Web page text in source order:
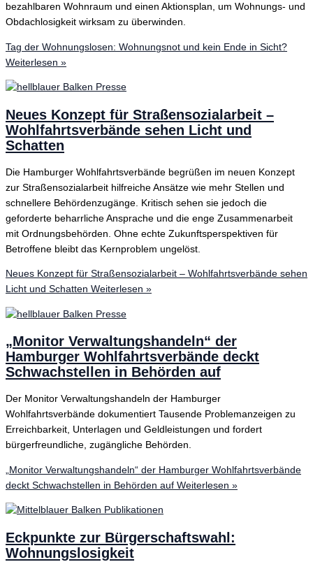
bezahlbaren Wohnraum und einen Aktionsplan, um Wohnungs- und
Obdachlosigkeit wirksam zu überwinden.
Tag der Wohnungslosen: Wohnungsnot und kein Ende in Sicht?
Weiterlesen »
Neues Konzept für Straßensozialarbeit –
Wohlfahrtsverbände sehen Licht und
Schatten
Die Hamburger Wohlfahrtsverbände begrüßen im neuen Konzept
zur Straßensozialarbeit hilfreiche Ansätze wie mehr Stellen und
schnellere Behördenzugänge. Kritisch sehen sie jedoch die
geforderte beharrliche Ansprache und die enge Zusammenarbeit
mit Ordnungsbehörden. Ohne echte Zukunftsperspektiven für
Betroffene bleibt das Kernproblem ungelöst.
Neues Konzept für Straßensozialarbeit – Wohlfahrtsverbände sehen
Licht und Schatten Weiterlesen »
„Monitor Verwaltungshandeln“ der
Hamburger Wohlfahrtsverbände deckt
Schwachstellen in Behörden auf
Der Monitor Verwaltungshandeln der Hamburger
Wohlfahrtsverbände dokumentiert Tausende Problemanzeigen zu
Erreichbarkeit, Unterlagen und Geldleistungen und fordert
bürgerfreundliche, zugängliche Behörden.
„Monitor Verwaltungshandeln“ der Hamburger Wohlfahrtsverbände
deckt Schwachstellen in Behörden auf Weiterlesen »
Eckpunkte zur Bürgerschaftswahl:
Wohnungslosigkeit